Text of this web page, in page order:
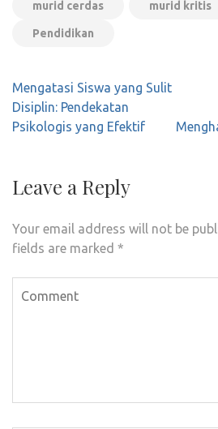
murid cerdas murid kritis
Pendidikan
Post
navigation
Mengatasi Siswa yang Sulit
Disiplin: Pendekatan
Psikologis yang Efektif
Leave a Reply
Your email address will not be
fields are marked *